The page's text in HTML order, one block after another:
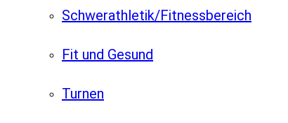
Schwerathletik/Fitnessbereich
Fit und Gesund
Turnen